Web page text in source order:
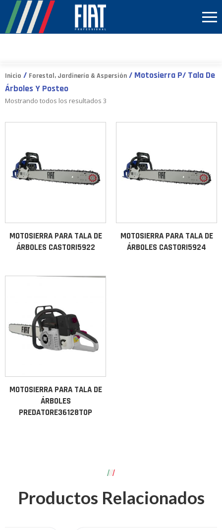
Inicio / Forestal, Jardinería & Aspersión / Motosierra P/ Tala De
Árboles Y Posteo
Mostrando todos los resultados 3
MOTOSIERRA PARA TALA DE
ÁRBOLES CASTORI5922
MOTOSIERRA PARA TALA DE
ÁRBOLES CASTORI5924
MOTOSIERRA PARA TALA DE
ÁRBOLES
PREDATORE36128TOP
Productos Relacionados